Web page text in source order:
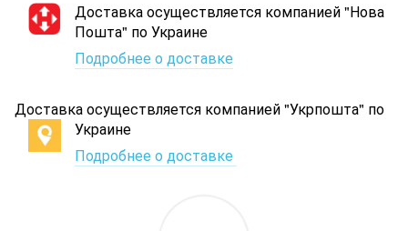
Доставка осуществляется компанией "Нова
Пошта" по Украине
Подробнее о доставке
Доставка осуществляется компанией "Укрпошта" по
Украине
Подробнее о доставке